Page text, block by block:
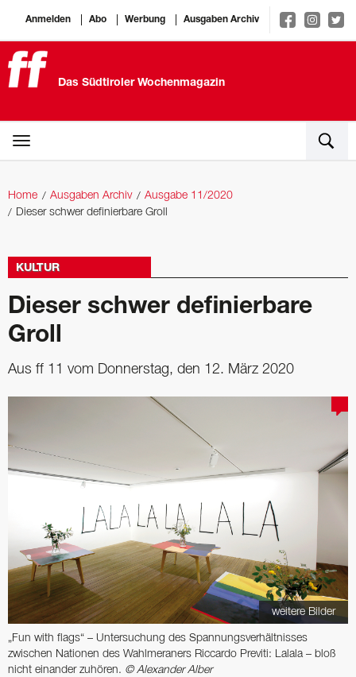
Anmelden Abo Werbung Ausgaben Archiv
Das Südtiroler Wochenmagazin
Home Ausgaben Archiv
Ausgabe 11/2020
Dieser schwer definierbare Groll
KULTUR
Dieser schwer definierbare
Groll
Aus ff 11 vom Donnerstag, den 12. März 2020
weitere Bilder
„Fun with flags“ – Untersuchung des Spannungsverhältnisses
zwischen Nationen des Wahlmeraners Riccardo Previti: Lalala – bloß
nicht einander zuhören. © Alexander Alber